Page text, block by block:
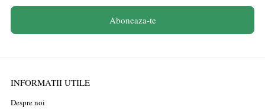
Aboneaza-te
INFORMATII UTILE
Despre noi